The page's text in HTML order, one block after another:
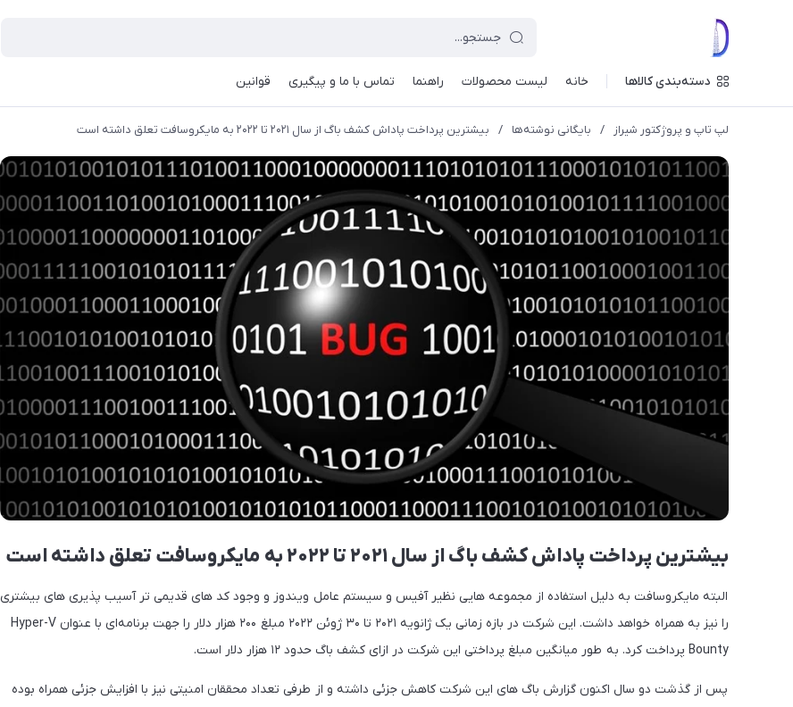
دسته‌بندی کالاها خانه لیست محصولات راهنما تماس با ما و پیگیری قوانین
لپ تاپ و پروژکتور شیراز / بایگانی نوشته‌ها / بیشترین پرداخت پاداش کشف باگ از سال ۲۰۲۱ تا ۲۰۲۲ به مایکروسافت تعلق داشته است
بیشترین پرداخت پاداش کشف باگ از سال ۲۰۲۱ تا ۲۰۲۲ به مایکروسافت تعلق داشته است
البته مایکروسافت به دلیل استفاده از مجموعه هایی نظیر آفیس و سیستم عامل ویندوز و وجود کد های قدیمی تر آسیب پذیری های بیشتری
را نیز به همراه خواهد داشت. این شرکت در بازه زمانی یک ژانویه ۲۰۲۱ تا ۳۰ ژوئن ۲۰۲۲ مبلغ ۲۰۰ هزار دلار را جهت برنامه‌ای با عنوان Hyper-V
Bounty پرداخت کرد. به طور میانگین مبلغ پرداختی این شرکت در ازای کشف باگ حدود ۱۲ هزار دلار است.
پس از گذشت دو سال اکنون گزارش باگ های این شرکت کاهش جزئی داشته و از طرفی تعداد محققان امنیتی نیز با افزایش جزئی همراه بوده